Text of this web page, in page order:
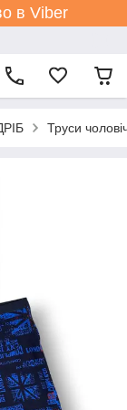
в Viber
Труси